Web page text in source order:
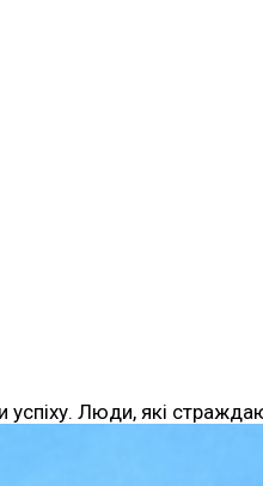
успіху. Люди, які